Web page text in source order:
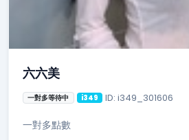
六六美
一對多等待中 i349 ID: i349_301606
一對多點數